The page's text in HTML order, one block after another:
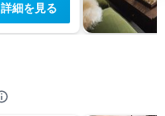
詳細を見る